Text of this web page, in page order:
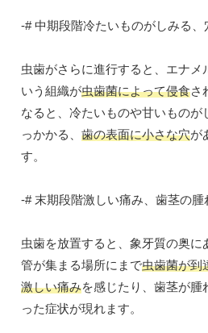
-# 中期段階冷たいものがしみる、
虫歯がさらに進行すると、エナメ
いう組織が虫歯菌によって侵食さ
なると、冷たいものや甘いものが
っかかる、 歯の表面に小さな穴が
す。
-# 末期段階激しい痛み、歯茎の腫
虫歯を放置すると、象牙質の奥に
管が集まる場所にまで虫歯菌が到
激しい痛みを感じたり、歯茎が腫
った症状が現れます。